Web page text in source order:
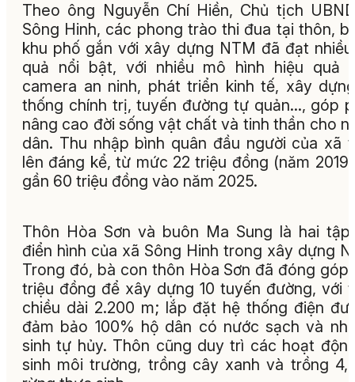
Theo ông Nguyễn Chí Hiền, Chủ tịch
Sông Hinh, các phong trào thi đua tại thôn,
khu phố gắn với xây dựng NTM đã đạt
quả nổi bật, với nhiều mô hình hiệu quả
camera an ninh, phát triển kinh tế, xây
thống chính trị, tuyến đường tự quản…, góp
nâng cao đời sống vật chất và tinh thần cho
dân. Thu nhập bình quân đầu người của xã
lên đáng kể, từ mức 22 triệu đồng (năm
gần 60 triệu đồng vào năm 2025.
Thôn Hòa Sơn và buôn Ma Sung là hai
điển hình của xã Sông Hinh trong xây dựng
Trong đó, bà con thôn Hòa Sơn đã đóng góp
triệu đồng để xây dựng 10 tuyến đường, với
chiều dài 2.200 m; lắp đặt hệ thống điện
đảm bảo 100% hộ dân có nước sạch và
sinh tự hủy. Thôn cũng duy trì các hoạt
sinh môi trường, trồng cây xanh và trồng